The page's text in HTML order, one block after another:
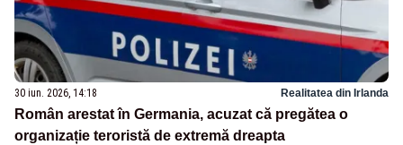
30 iun. 2026, 14:18 Realitatea din Irlanda
Român arestat în Germania, acuzat că pregătea o
organizație teroristă de extremă dreapta